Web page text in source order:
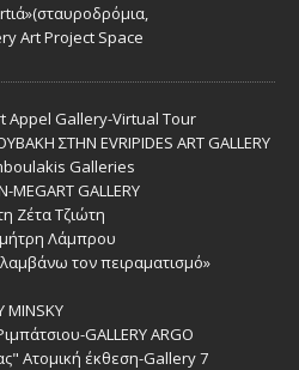
Art Project Space
Appel Gallery-Virtual Tour
ΣΤΗΝ EVRIPIDES ART GALLERY
Galleries
MEGART GALLERY
Ζέτα Τζιώτη
Λάμπρου
τον πειραματισμό»
MINSKY
GALLERY ARGO
Ατομική έκθεση-Gallery 7